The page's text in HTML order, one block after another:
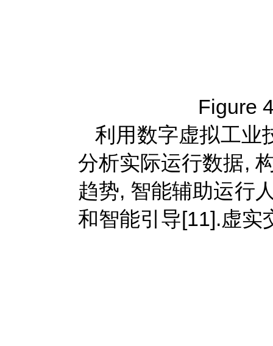
Figure
利用数字虚拟工业
分析实际运行数据,
趋势, 智能辅助运行
和智能引导[11].虚实